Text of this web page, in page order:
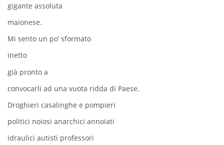
gigante assoluta
maionese.
Mi sento un po’ sformato
inetto
già pronto a
convocarli ad una vuota ridda di Paese.
Droghieri casalinghe e pompieri
politici noiosi anarchici annoiati
idraulici autisti professori